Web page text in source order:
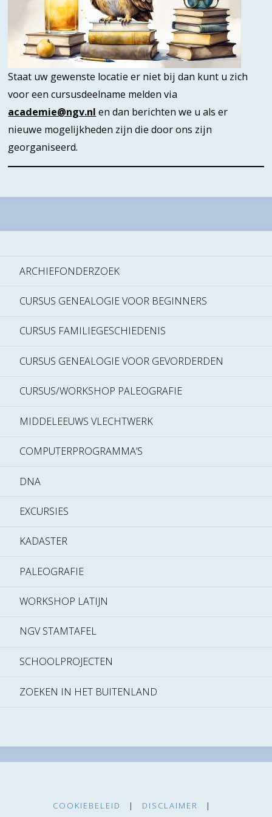
Staat uw gewenste locatie er niet bij dan kunt u zich
voor een cursusdeelname melden via
academie@ngv.nl en dan berichten we u als er
nieuwe mogelijkheden zijn die door ons zijn
georganiseerd.
ARCHIEFONDERZOEK
CURSUS GENEALOGIE VOOR BEGINNERS
CURSUS FAMILIEGESCHIEDENIS
CURSUS GENEALOGIE VOOR GEVORDERDEN
CURSUS/WORKSHOP PALEOGRAFIE
MIDDELEEUWS VLECHTWERK
COMPUTERPROGRAMMA’S
DNA
EXCURSIES
KADASTER
PALEOGRAFIE
WORKSHOP LATIJN
NGV STAMTAFEL
SCHOOLPROJECTEN
ZOEKEN IN HET BUITENLAND
COOKIEBELEID | DISCLAIMER |